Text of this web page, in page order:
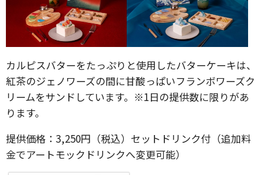
カルピスバターをたっぷりと使用したバターケーキは、
紅茶のジェノワーズの間に甘酸っぱいフランボワーズク
リームをサンドしています。※1日の提供数に限りがあ
ります。
提供価格：3,250円（税込）セットドリンク付（追加料
金でアートモックドリンクへ変更可能）